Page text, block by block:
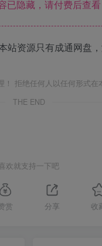
已隐藏，请付费后查看
资源只有成通网盘
拒绝任何人以任何形式
THE END
喜欢就支持一下吧
赏 分享 收